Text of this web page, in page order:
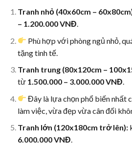
Tranh nhỏ (40x60cm –
– 1.200.000 VNĐ.
Phù hợp với phòng ngủ nhỏ,
tặng tinh tế.
Tranh trung (80x120cm –
từ 1.500.000 – 3.000.000 VNĐ.
Đây là lựa chọn phổ biến nhất
làm việc, vừa đẹp vừa cân đối
Tranh lớn (120x180cm trở lên):
6.000.000 VNĐ.